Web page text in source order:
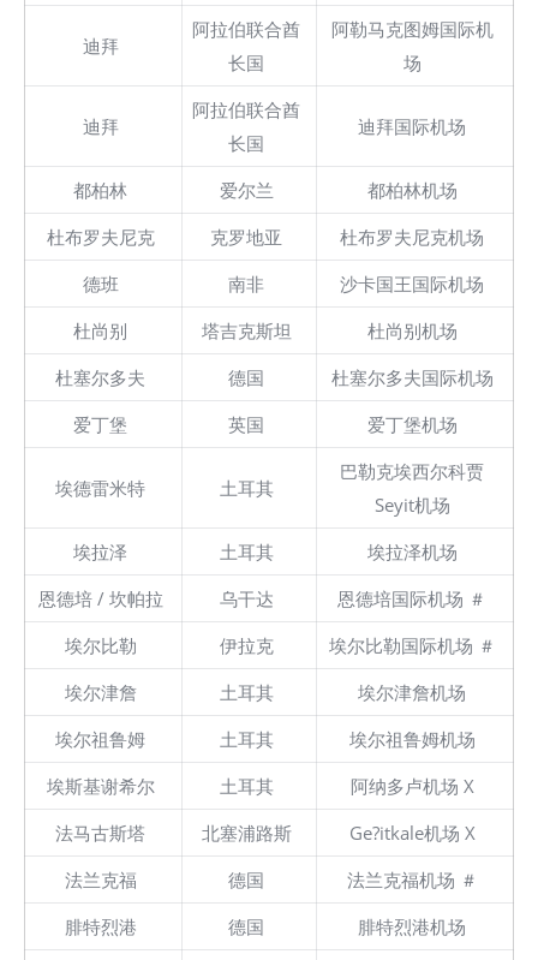
迪拜
阿拉伯联合酋
长国
阿勒马克图姆国际机
场
迪拜
阿拉伯联合酋
长国
迪拜国际机场
都柏林 爱尔兰
都柏林机场
杜布罗夫尼克
克罗地亚
杜布罗夫尼克机场
德班
南非
沙卡国王国际机场
杜尚别
塔吉克斯坦
杜尚别机场
杜塞尔多夫
德国
杜塞尔多夫国际机场
爱丁堡
英国 爱丁堡机场
埃德雷米特 土耳其
巴勒克埃西尔科贾
Seyit机场
埃拉泽
土耳其
埃拉泽机场
恩德培 / 坎帕拉
乌干达
恩德培国际机场 ＃
埃尔比勒
伊拉克
埃尔比勒国际机场 ＃
埃尔津詹
土耳其
埃尔津詹机场
埃尔祖鲁姆
土耳其
埃尔祖鲁姆机场
埃斯基谢希尔
土耳其
阿纳多卢机场 X
法马古斯塔
北塞浦路斯
Ge?itkale机场 X
法兰克福
德国
法兰克福机场 ＃
腓特烈港
德国
腓特烈港机场